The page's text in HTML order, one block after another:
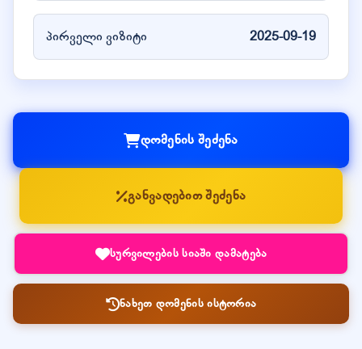
პირველი ვიზიტი 2025-09-19
დომენის შეძენა
განვადებით შეძენა
სურვილების სიაში დამატება
ნახეთ დომენის ისტორია